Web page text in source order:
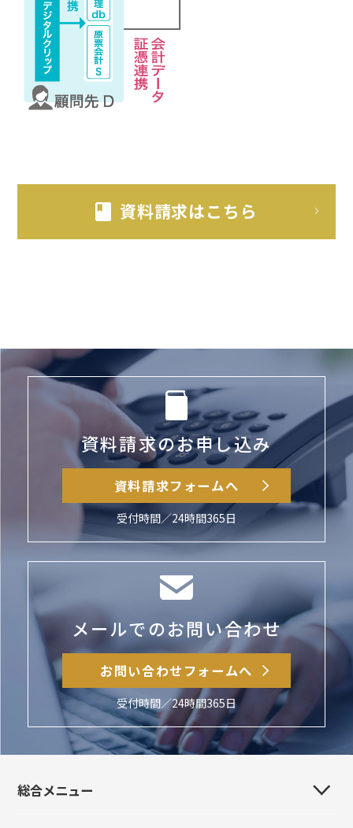
資料請求はこちら
資料請求のお申し込み
資料請求フォームへ
受付時間／24時間365日
メールでのお問い合わせ
お問い合わせフォームへ
受付時間／24時間365日
総合メニュー